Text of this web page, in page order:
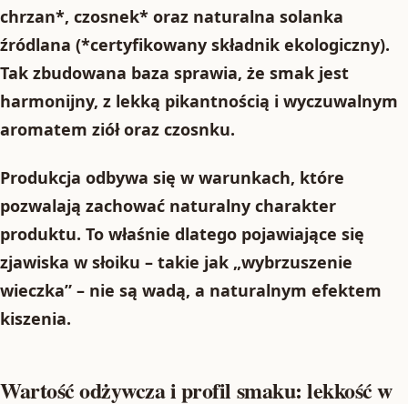
chrzan*, czosnek* oraz naturalna solanka
źródlana (*certyfikowany składnik ekologiczny).
Tak zbudowana baza sprawia, że smak jest
harmonijny, z lekką pikantnością i wyczuwalnym
aromatem ziół oraz czosnku.
Produkcja odbywa się w warunkach, które
pozwalają zachować naturalny charakter
produktu. To właśnie dlatego pojawiające się
zjawiska w słoiku – takie jak „wybrzuszenie
wieczka” – nie są wadą, a naturalnym efektem
kiszenia.
Wartość odżywcza i profil smaku: lekkość w